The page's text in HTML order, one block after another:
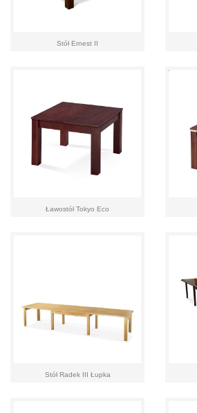
Stół Ernest II
Ławostół Tokyo Eco
Stół Radek III Łupka